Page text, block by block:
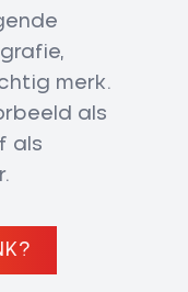
merk.
als
als